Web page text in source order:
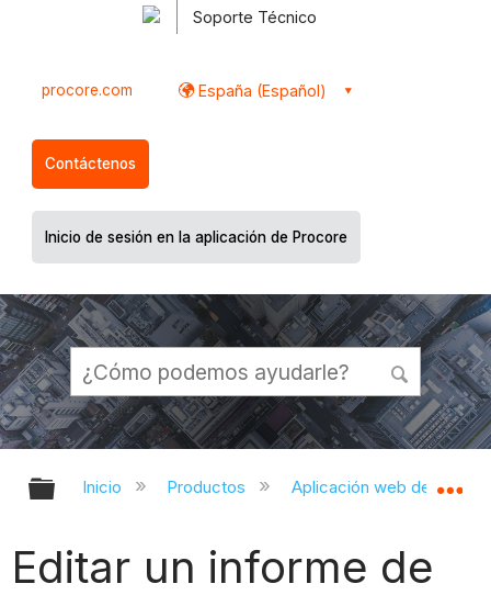
Soporte Técnico
procore.com España (Español)
Contáctenos
Inicio de sesión en la aplicación de Procore
Expandir/contraer jerarquía global
Inicio Productos Aplicación web de
Editar un informe de